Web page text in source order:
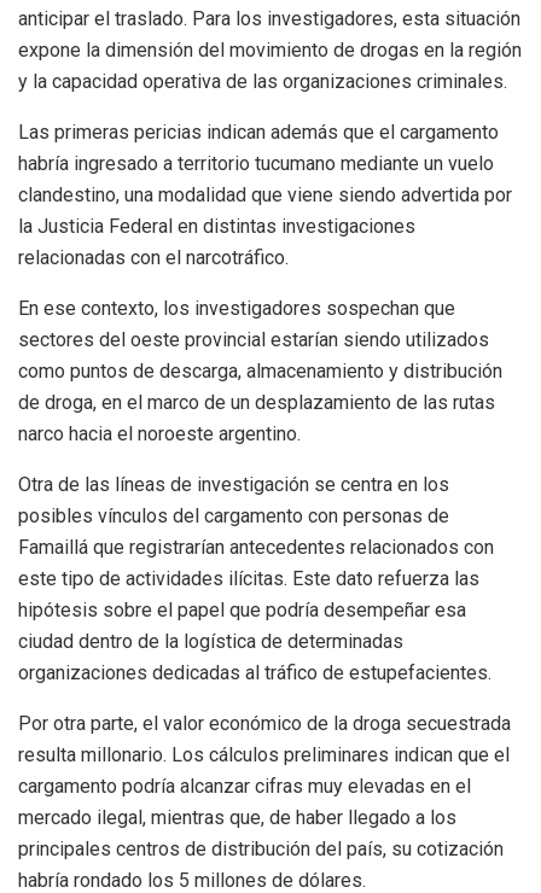
anticipar el traslado. Para los investigadores, esta situación
expone la dimensión del movimiento de drogas en la región
y la capacidad operativa de las organizaciones criminales.
Las primeras pericias indican además que el cargamento
habría ingresado a territorio tucumano mediante un vuelo
clandestino, una modalidad que viene siendo advertida por
la Justicia Federal en distintas investigaciones
relacionadas con el narcotráfico.
En ese contexto, los investigadores sospechan que
sectores del oeste provincial estarían siendo utilizados
como puntos de descarga, almacenamiento y distribución
de droga, en el marco de un desplazamiento de las rutas
narco hacia el noroeste argentino.
Otra de las líneas de investigación se centra en los
posibles vínculos del cargamento con personas de
Famaillá que registrarían antecedentes relacionados con
este tipo de actividades ilícitas. Este dato refuerza las
hipótesis sobre el papel que podría desempeñar esa
ciudad dentro de la logística de determinadas
organizaciones dedicadas al tráfico de estupefacientes.
Por otra parte, el valor económico de la droga secuestrada
resulta millonario. Los cálculos preliminares indican que el
cargamento podría alcanzar cifras muy elevadas en el
mercado ilegal, mientras que, de haber llegado a los
principales centros de distribución del país, su cotización
habría rondado los 5 millones de dólares.